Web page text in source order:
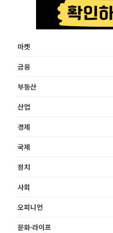
마켓
금융
부동산
산업
경제
국제
정치
사회
오피니언
문화·라이프